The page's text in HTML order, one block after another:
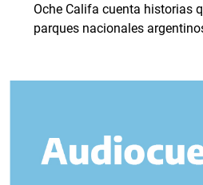
Oche Califa cuenta historias
parques nacionales